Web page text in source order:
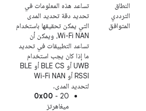
النطاق
الترددي
المتوافق
تساعد هذه المعلومات في
تحديد دقة تحديد المدى
التي يمكن تحقيقها باستخدام
Wi-Fi NAN، ويمكن أن
تساعد التطبيقات في تحديد
ما إذا كان يجب استخدام
UWB أو BLE CS أو BLE
RSSI أو Wi-Fi NAN
لتحديد المدى.
0x00 - 20
ميغاهرتز